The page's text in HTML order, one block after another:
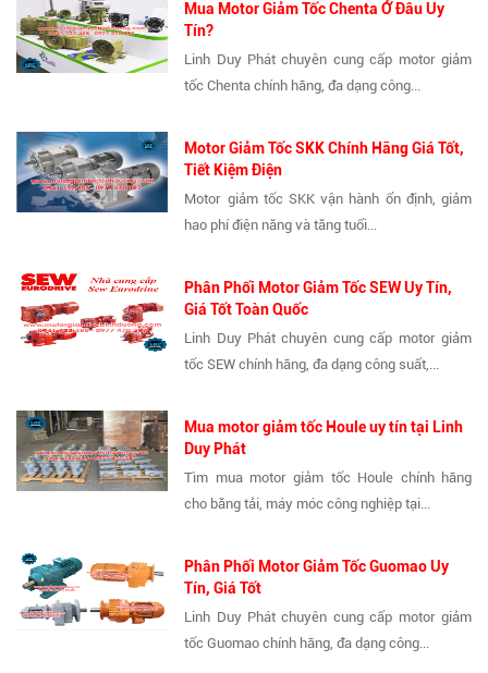
Mua Motor Giảm Tốc Chenta Ở Đâu Uy
Tín?
Linh Duy Phát chuyên cung cấp motor giảm
tốc Chenta chính hãng, đa dạng công...
Motor Giảm Tốc SKK Chính Hãng Giá Tốt,
Tiết Kiệm Điện
Motor giảm tốc SKK vận hành ổn định, giảm
hao phí điện năng và tăng tuổi...
Phân Phối Motor Giảm Tốc SEW Uy Tín,
Giá Tốt Toàn Quốc
Linh Duy Phát chuyên cung cấp motor giảm
tốc SEW chính hãng, đa dạng công suất,...
Mua motor giảm tốc Houle uy tín tại Linh
Duy Phát
Tìm mua motor giảm tốc Houle chính hãng
cho băng tải, máy móc công nghiệp tại...
Phân Phối Motor Giảm Tốc Guomao Uy
Tín, Giá Tốt
Linh Duy Phát chuyên cung cấp motor giảm
tốc Guomao chính hãng, đa dạng công...